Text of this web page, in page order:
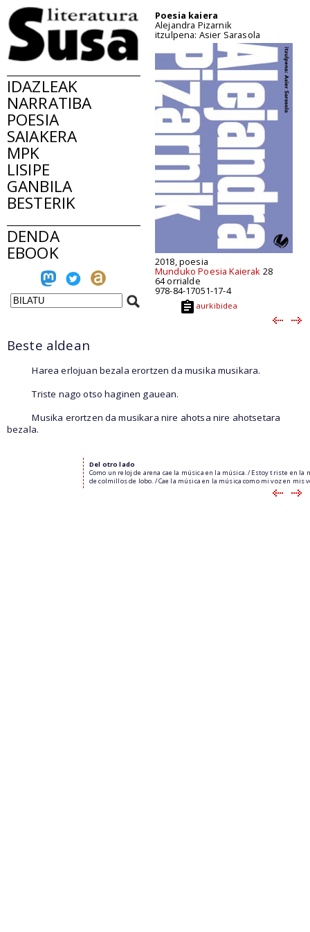
IDAZLEAK
NARRATIBA
POESIA
SAIAKERA
MPK
LISIPE
GANBILA
BESTERIK
DENDA
EBOOK
Poesia kaiera
Alejandra Pizarnik
itzulpena: Asier Sarasola
2018, poesia
Munduko Poesia Kaierak 28
64 orrialde
978-84-17051-17-4
aurkibidea
Beste aldean
Harea erlojuan bezala erortzen da musika musikara.
Triste nago otso haginen gauean.
Musika erortzen da musikara nire ahotsa nire ahotsetara
bezala.
Del otro lado
Como un reloj de arena cae la música en la música. / Estoy triste en la
de colmillos de lobo. / Cae la música en la música como mi voz en mis